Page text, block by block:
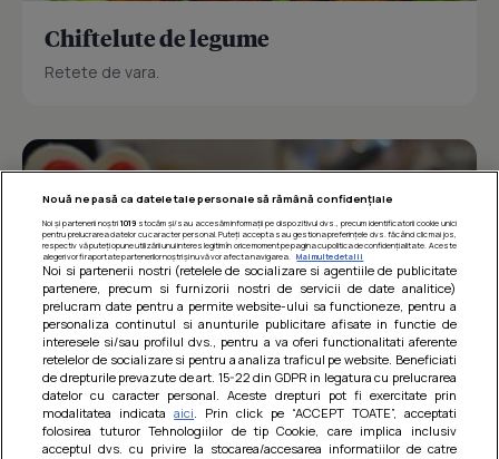
Chiftelute de legume
Retete de vara.
Barcute din vinete cu arpagic rosu
Nouă ne pasă ca datele tale personale să rămână confidențiale
Noi și partenerii noștri 1019stocăm și/sau accesăm informații pe dispozitivul dvs., precum identificatorii cookie unici
pentru prelucrarea datelor cu caracter personal. Puteți accepta sau gestiona preferințele dvs. făcând clic mai jos,
respectiv vă puteți opune utilizării unui interes legitim în orice moment pe pagina cu politica de confidențialitate. Aceste
alegeri vor fi raportate partenerilor noștri și nu vă vor afecta navigarea.
Mai multe detalii
Noi si partenerii nostri (retelele de socializare si agentiile de publicitate
partenere, precum si furnizorii nostri de servicii de date analitice)
prelucram date pentru a permite website-ului sa functioneze, pentru a
personaliza continutul si anunturile publicitare afisate in functie de
interesele si/sau profilul dvs., pentru a va oferi functionalitati aferente
retelelor de socializare si pentru a analiza traficul pe website. Beneficiati
de drepturile prevazute de art. 15-22 din GDPR in legatura cu prelucrarea
datelor cu caracter personal. Aceste drepturi pot fi exercitate prin
modalitatea indicataaici . Prin click pe “ACCEPT TOATE”, acceptati
folosirea tuturor Tehnologiilor de tip Cookie, care implica inclusiv
acceptul dvs. cu privire la stocarea/accesarea informatiilor de catre